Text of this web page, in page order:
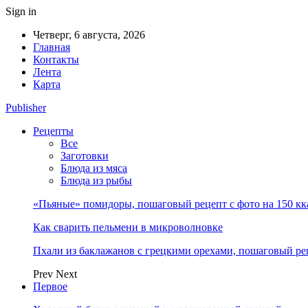
Sign in
Четверг, 6 августа, 2026
Главная
Контакты
Лента
Карта
Publisher
Рецепты
Все
Заготовки
Блюда из мяса
Блюда из рыбы
«Пьяные» помидоры, пошаговый рецепт с фото на 150
Как сварить пельмени в микроволновке
Пхали из баклажанов с грецкими орехами, пошаговый
Prev Next
Первое